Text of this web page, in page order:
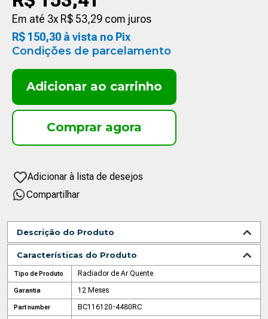
Em até 3x R$ 53,29 com juros
R$ 150,30 à vista no Pix
Condições de parcelamento
Adicionar ao carrinho
Compartilhar
Descrição do Produto
Características do Produto
Tipo de Produto Radiador de Ar Quente
Garantia 12 Meses
Part number ‌BC116120-4480RC